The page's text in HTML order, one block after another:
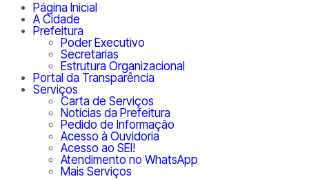
Página Inicial
A Cidade
Prefeitura
Poder Executivo
Secretarias
Estrutura Organizacional
Portal da Transparência
Serviços
Carta de Serviços
Notícias da Prefeitura
Pedido de Informação
Acesso à Ouvidoria
Acesso ao SEI!
Atendimento no WhatsApp
Mais Serviços